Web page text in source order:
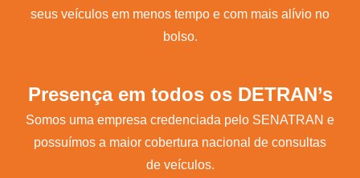
seus veículos em menos tempo e com mais alívio no
bolso.
Presença em todos os DETRAN’s
Somos uma empresa credenciada pelo SENATRAN e
possuímos a maior cobertura nacional de consultas
de veículos.